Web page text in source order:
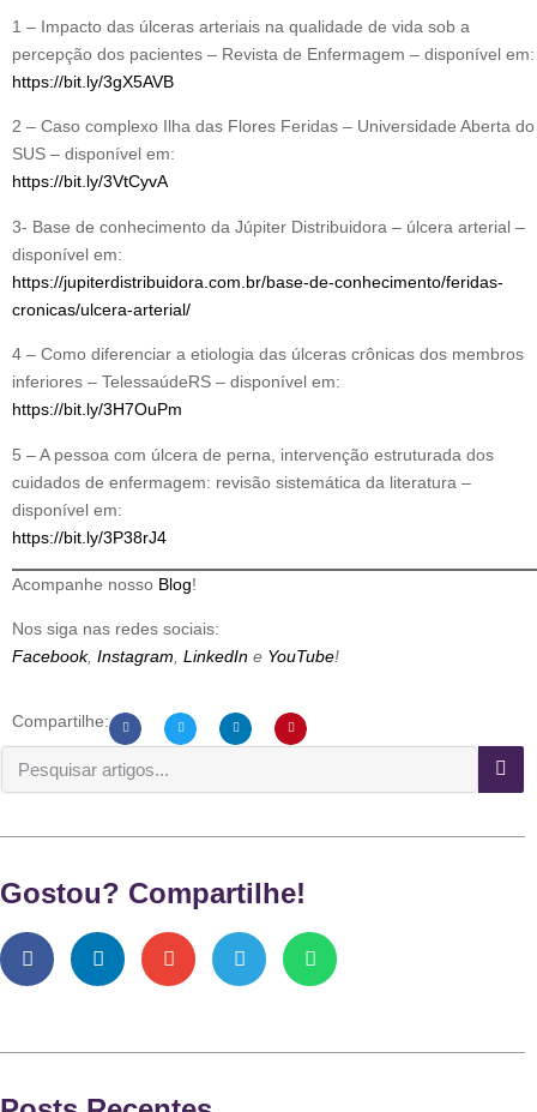
1 – Impacto das úlceras arteriais na qualidade de vida sob a
percepção dos pacientes – Revista de Enfermagem – disponível em:
https://bit.ly/3gX5AVB
2 – Caso complexo Ilha das Flores Feridas – Universidade Aberta do
SUS – disponível em:
https://bit.ly/3VtCyvA
3- Base de conhecimento da Júpiter Distribuidora – úlcera arterial –
disponível em:
https://jupiterdistribuidora.com.br/base-de-conhecimento/feridas-
cronicas/ulcera-arterial/
4 – Como diferenciar a etiologia das úlceras crônicas dos membros
inferiores – TelessaúdeRS – disponível em:
https://bit.ly/3H7OuPm
5 – A pessoa com úlcera de perna, intervenção estruturada dos
cuidados de enfermagem: revisão sistemática da literatura –
disponível em:
https://bit.ly/3P38rJ4
Acompanhe nosso Blog!
Nos siga nas redes sociais:
Facebook, Instagram, LinkedIn e YouTube!
Compartilhe:
Gostou? Compartilhe!